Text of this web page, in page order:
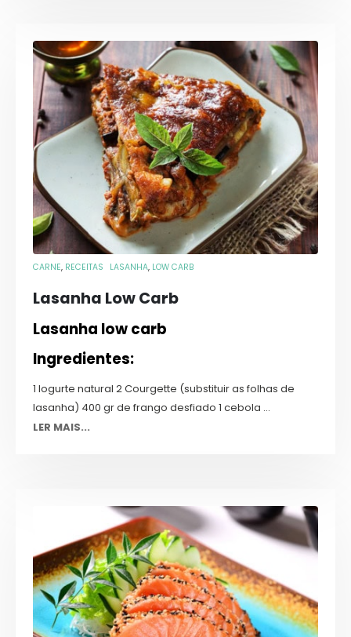
CARNE, RECEITAS LASANHA, LOW CARB
Lasanha Low Carb
Lasanha low carb
Ingredientes:
1 Iogurte natural 2 Courgette (substituir as folhas de
lasanha) 400 gr de frango desfiado 1 cebola ...
LER MAIS...